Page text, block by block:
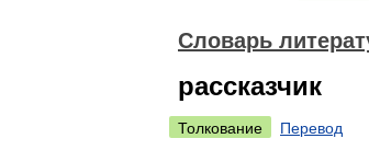
Словарь
рассказчик
Толкование
Перевод